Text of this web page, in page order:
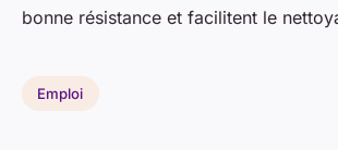
bonne résistance et facilitent le
Emploi